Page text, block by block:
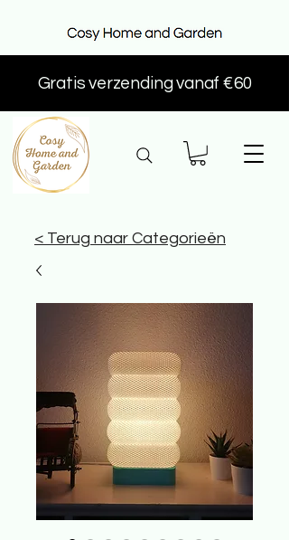
Gratis verzending vanaf €60
< Terug naar Categorieën